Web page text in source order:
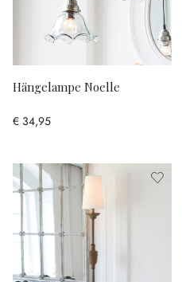
Hängelampe Noelle
€ 34,95